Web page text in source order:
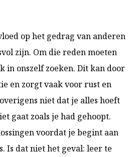
op het gedrag van anderen
zijn. Om die reden moeten
in onszelf zoeken. Dit kan door
en zorgt vaak voor rust en
niet dat je alles hoeft
gaat zoals je had gehoopt.
voordat je begint aan
Is dat niet het geval: leer te